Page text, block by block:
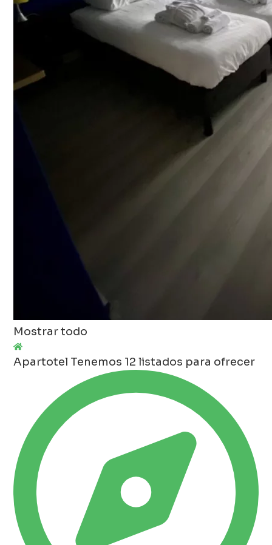
Mostrar todo
Apartotel Tenemos 12 listados para ofrecer